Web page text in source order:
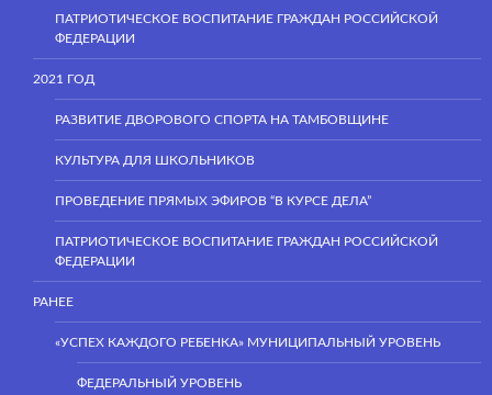
ПАТРИОТИЧЕСКОЕ ВОСПИТАНИЕ ГРАЖДАН РОССИЙСКОЙ
ФЕДЕРАЦИИ
2021 ГОД
РАЗВИТИЕ ДВОРОВОГО СПОРТА НА ТАМБОВЩИНЕ
КУЛЬТУРА ДЛЯ ШКОЛЬНИКОВ
ПРОВЕДЕНИЕ ПРЯМЫХ ЭФИРОВ “В КУРСЕ ДЕЛА”
ПАТРИОТИЧЕСКОЕ ВОСПИТАНИЕ ГРАЖДАН РОССИЙСКОЙ
ФЕДЕРАЦИИ
РАНЕЕ
«УСПЕХ КАЖДОГО РЕБЕНКА» МУНИЦИПАЛЬНЫЙ УРОВЕНЬ
ФЕДЕРАЛЬНЫЙ УРОВЕНЬ